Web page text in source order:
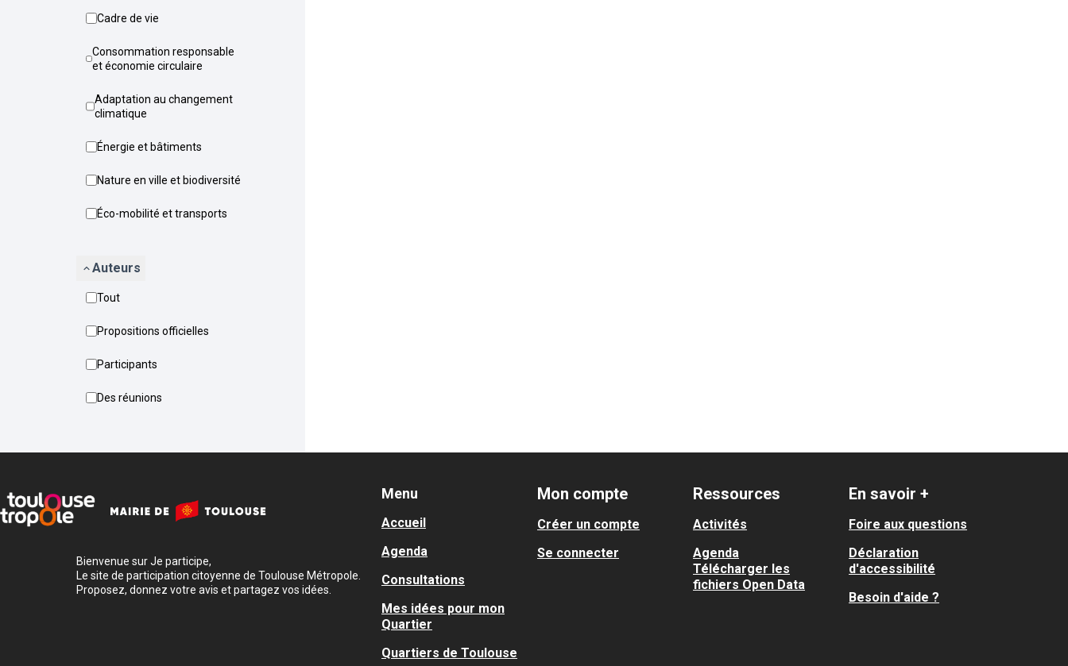
Cadre de vie
Consommation responsable
et économie circulaire
Adaptation au changement
climatique
Énergie et bâtiments
Nature en ville et biodiversité
Éco-mobilité et transports
Auteurs
Tout
Propositions officielles
Participants
Des réunions
Bienvenue sur Je participe,
Le site de participation citoyenne de Toulouse Métropole.
Proposez, donnez votre avis et partagez vos idées.
Menu
Accueil
Agenda
Consultations
Mes idées pour mon
Quartier
Quartiers de Toulouse
Mon compte
Créer un compte
Se connecter
Ressources
Activités
Agenda
Télécharger les
fichiers Open Data
En savoir +
Foire aux questions
Déclaration
d'accessibilité
Besoin d'aide ?